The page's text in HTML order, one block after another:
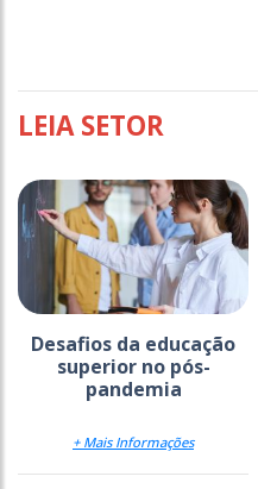
LEIA SETOR
Desafios da educação
superior no pós-
pandemia
+ Mais Informações